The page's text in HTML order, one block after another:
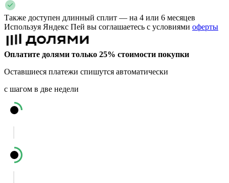
Также доступен длинный сплит — на 4 или 6 месяцев
Используя Яндекс Пей вы соглашаетесь с условиями оферты
Оплатите долями только 25% стоимости покупки
Оставшиеся платежи спишутся автоматически
с шагом в две недели